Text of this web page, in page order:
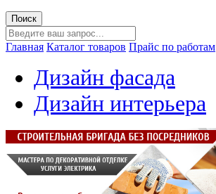
Главная Каталог товаров Прайс по работам
Дизайн фасада
Дизайн интерьера